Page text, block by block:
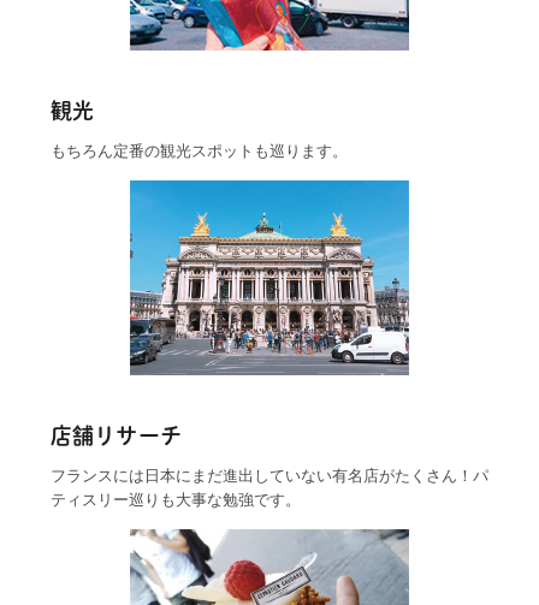
観光
もちろん定番の観光スポットも巡ります。
店舗リサーチ
フランスには日本にまだ進出していない有名店がたくさん！パ
ティスリー巡りも大事な勉強です。